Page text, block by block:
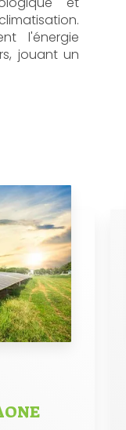
l'énergie
jouant un